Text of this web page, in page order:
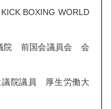
WORLD
前国会議員会 会
員 厚生労働大